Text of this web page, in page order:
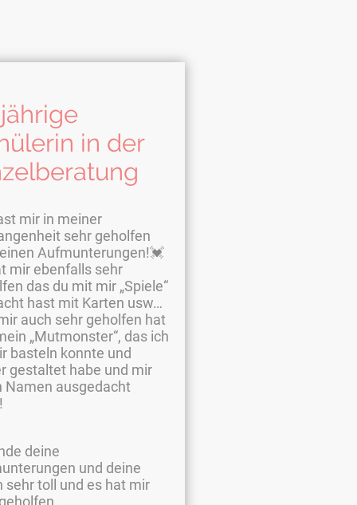
in der
mir in meiner
sehr geholfen
Aufmunterungen!💓
mir ebenfalls sehr
das du mit mir „Spiele“
hast mit Karten usw…
auch sehr geholfen hat
„Mutmonster“, das ich
basteln konnte und
gestaltet habe und mir
Namen ausgedacht
deine
und deine
sehr toll und es hat mir